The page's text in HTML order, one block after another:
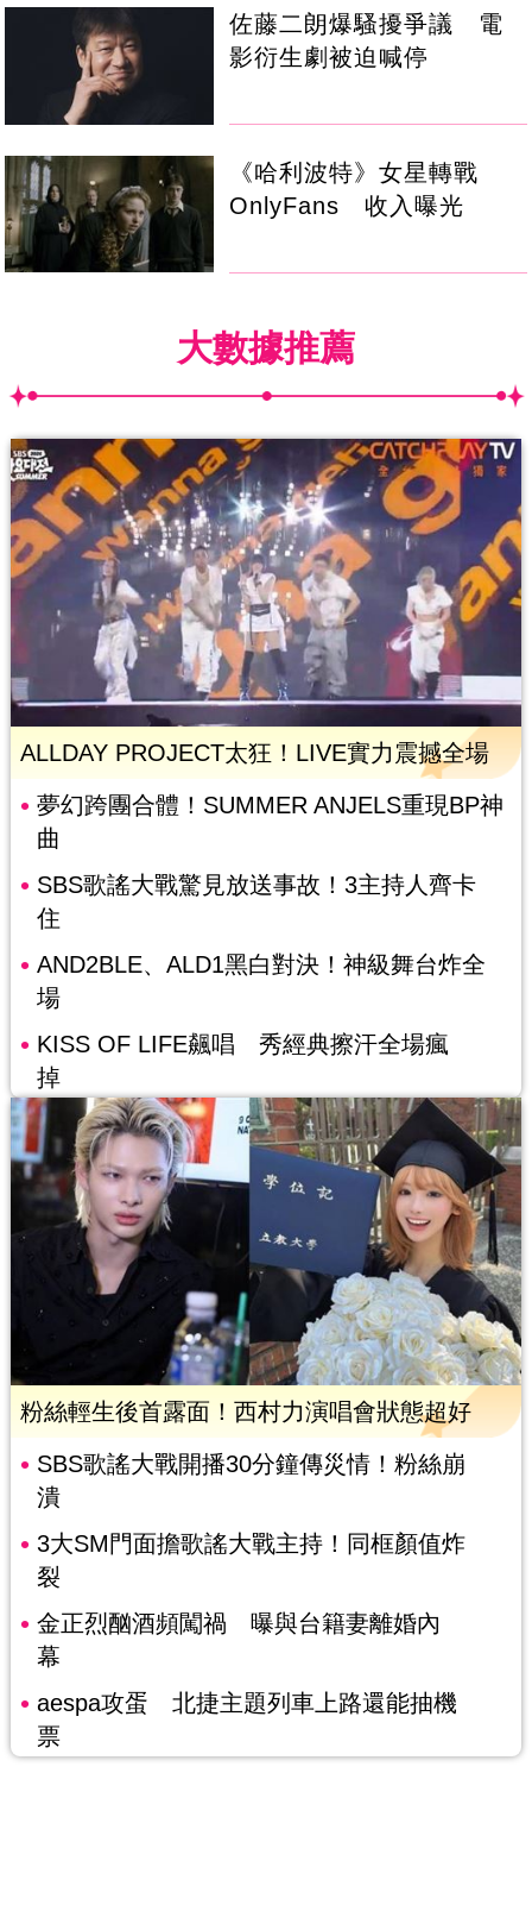
佐藤二朗爆騷擾爭議 電
影衍生劇被迫喊停
《哈利波特》女星轉戰
OnlyFans 收入曝光
大數據推薦
ALLDAY PROJECT太狂！LIVE實力震撼全場
夢幻跨團合體！SUMMER ANJELS重現BP神
曲
SBS歌謠大戰驚見放送事故！3主持人齊卡
住
AND2BLE、ALD1黑白對決！神級舞台炸全
場
KISS OF LIFE飆唱 秀經典擦汗全場瘋
掉
粉絲輕生後首露面！西村力演唱會狀態超好
SBS歌謠大戰開播30分鐘傳災情！粉絲崩
潰
3大SM門面擔歌謠大戰主持！同框顏值炸
裂
金正烈酗酒頻闖禍 曝與台籍妻離婚內
幕
aespa攻蛋 北捷主題列車上路還能抽機
票